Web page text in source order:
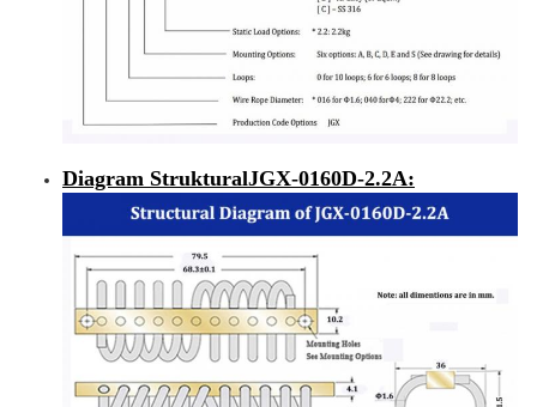
Diagram StrukturalJGX-0160D-2.2A: